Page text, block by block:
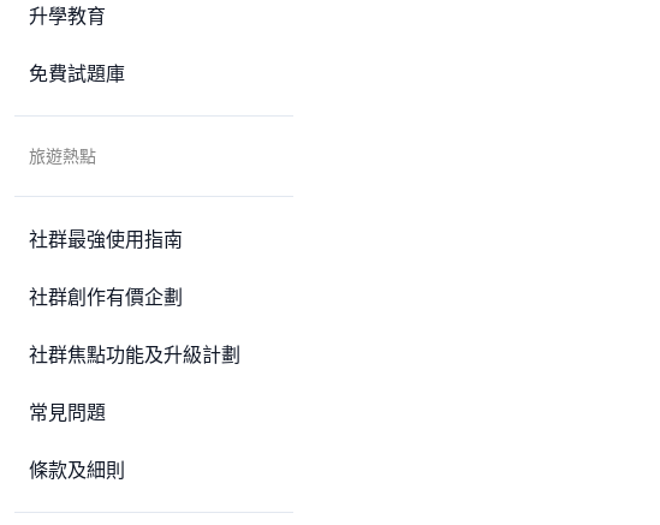
升學教育
免費試題庫
旅遊熱點
社群最強使用指南
社群創作有價企劃
社群焦點功能及升級計劃
常見問題
條款及細則